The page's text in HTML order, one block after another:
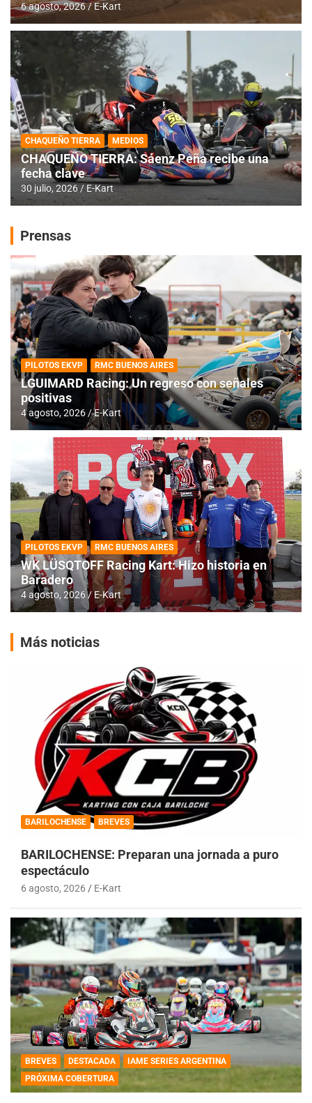
6 agosto, 2026 E-Kart
CHAQUEÑO TIERRA MEDIOS
CHAQUEÑO TIERRA: Sáenz Peña recibe una
fecha clave
30 julio, 2026 E-Kart
Prensas
PILOTOS EKVP RMC BUENOS AIRES
LGUIMARD Racing: Un regreso con señales
positivas
4 agosto, 2026 E-Kart
PILOTOS EKVP RMC BUENOS AIRES
WK LÜSQTOFF Racing Kart: Hizo historia en
Baradero
4 agosto, 2026 E-Kart
Más noticias
BARILOCHENSE BREVES
BARILOCHENSE: Preparan una jornada a puro
espectáculo
6 agosto, 2026 E-Kart
BREVES DESTACADA
IAME SERIES ARGENTINA
PRÓXIMA COBERTURA